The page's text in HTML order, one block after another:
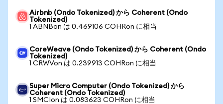
Airbnb (Ondo Tokenized) から Coherent (Ondo
Tokenized)
1 ABNBon は 0.469106 COHRon に相当
CoreWeave (Ondo Tokenized) から Coherent (Ondo
Tokenized)
1 CRWVon は 0.239913 COHRon に相当
Super Micro Computer (Ondo Tokenized) から
Coherent (Ondo Tokenized)
1 SMCIon は 0.083623 COHRon に相当